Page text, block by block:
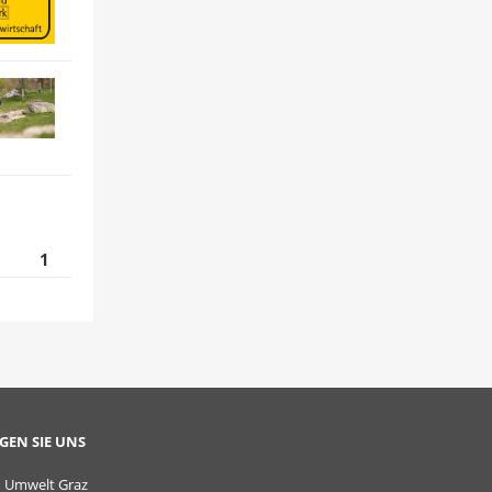
1
SIE UNS
Umwelt Graz